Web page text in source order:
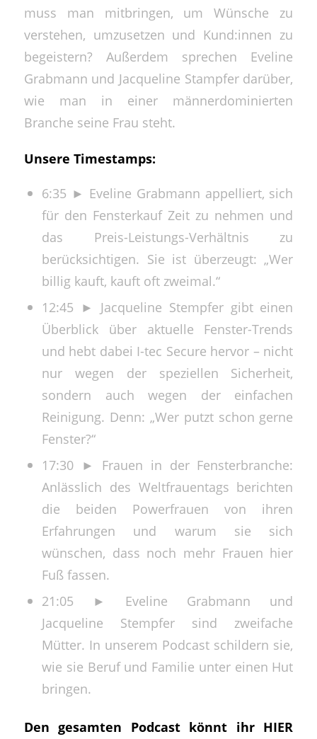
muss man mitbringen, um Wünsche zu
verstehen, umzusetzen und Kund:innen zu
begeistern? Außerdem sprechen Eveline
Grabmann und Jacqueline Stampfer darüber,
wie man in einer männerdominierten
Branche seine Frau steht.
Unsere Timestamps:
6:35 ► Eveline Grabmann appelliert, sich
für den Fensterkauf Zeit zu nehmen und
das Preis-Leistungs-Verhältnis zu
berücksichtigen. Sie ist überzeugt: „Wer
billig kauft, kauft oft zweimal.“
12:45 ► Jacqueline Stempfer gibt einen
Überblick über aktuelle Fenster-Trends
und hebt dabei I-tec Secure hervor – nicht
nur wegen der speziellen Sicherheit,
sondern auch wegen der einfachen
Reinigung. Denn: „Wer putzt schon gerne
Fenster?“
17:30 ► Frauen in der Fensterbranche:
Anlässlich des Weltfrauentags berichten
die beiden Powerfrauen von ihren
Erfahrungen und warum sie sich
wünschen, dass noch mehr Frauen hier
Fuß fassen.
21:05 ► Eveline Grabmann und
Jacqueline Stempfer sind zweifache
Mütter. In unserem Podcast schildern sie,
wie sie Beruf und Familie unter einen Hut
bringen.
Den gesamten Podcast könnt ihr HIER